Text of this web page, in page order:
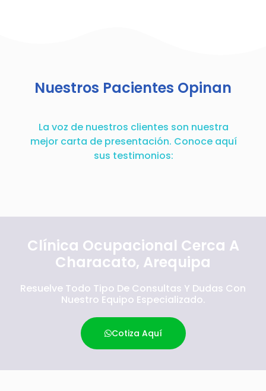
Nuestros Pacientes Opinan
La voz de nuestros clientes son nuestra
mejor carta de presentación. Conoce aquí
sus testimonios:
Clínica Ocupacional Cerca A
Characato, Arequipa
Resuelve Todo Tipo De Consultas Y Dudas Con
Nuestro Equipo Especializado.
Cotiza Aquí